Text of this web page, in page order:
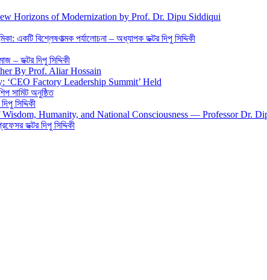
Horizons of Modernization by Prof. Dr. Dipu Siddiqui
একটি বিশ্লেষণাত্মক পর্যালোচনা – অধ্যাপক ডক্টর দিপু সিদ্দিকী
– ডক্টর দিপু সিদ্দিকী
By Prof. Aliar Hossain
‘CEO Factory Leadership Summit’ Held
সামিট অনুষ্ঠিত
সিদ্দিকী
Humanity, and National Consciousness — Professor Dr.
ডক্টর দিপু সিদ্দিকী